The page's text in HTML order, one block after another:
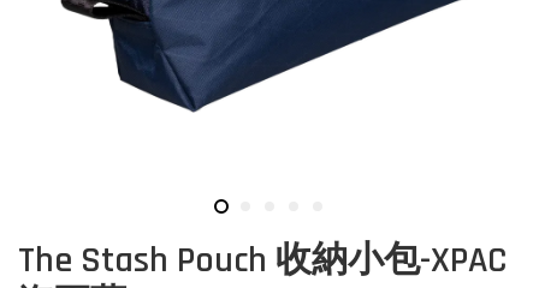
The Stash Pouch 收納小包-XPAC